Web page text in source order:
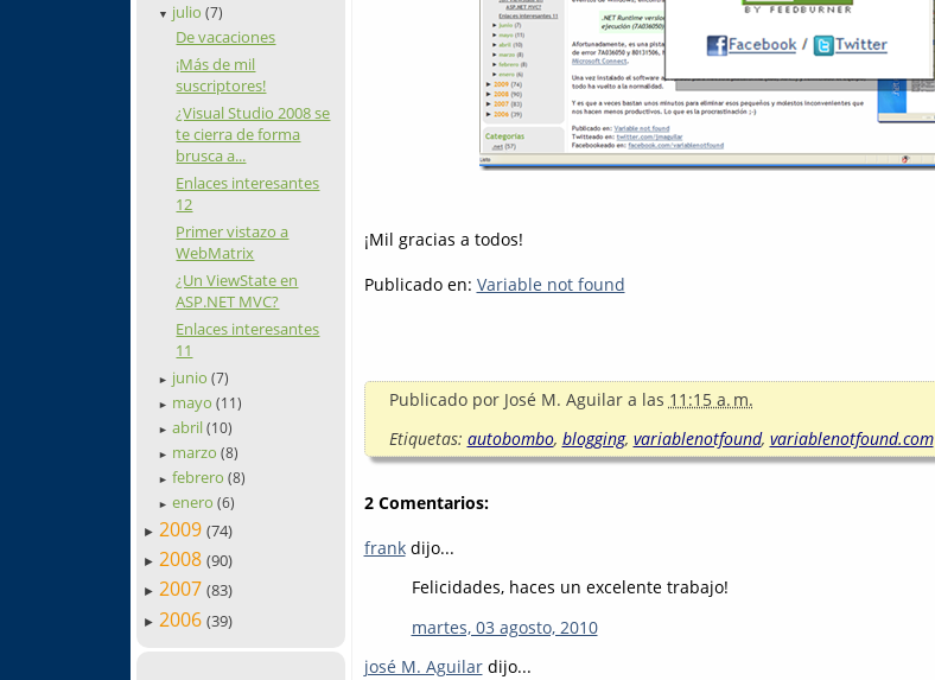
▼ julio(7)
De vacaciones
¡Más de mil
suscriptores!
¿Visual Studio 2008 se
te cierra de forma
brusca a...
Enlaces interesantes
12
Primer vistazo a
WebMatrix
¿Un ViewState en
ASP.NET MVC?
Enlaces interesantes
11
► junio(7)
► mayo(11)
► abril(10)
► marzo(8)
► febrero(8)
► enero(6)
► 2009 (74)
► 2008 (90)
► 2007 (83)
► 2006 (39)
¡Mil gracias a todos!
Publicado en: Variable not found
Publicado por José M. Aguilar a las 11:15 a. m.
Etiquetas: autobombo, blogging, variablenotfound, variablenotfound.com
2 Comentarios:
frankdijo...
Felicidades, haces un excelente trabajo!
martes, 03 agosto, 2010
josé M. Aguilardijo...